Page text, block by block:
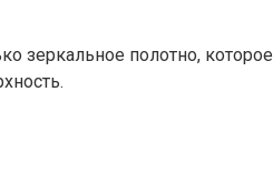
зеркальное полотно, которое